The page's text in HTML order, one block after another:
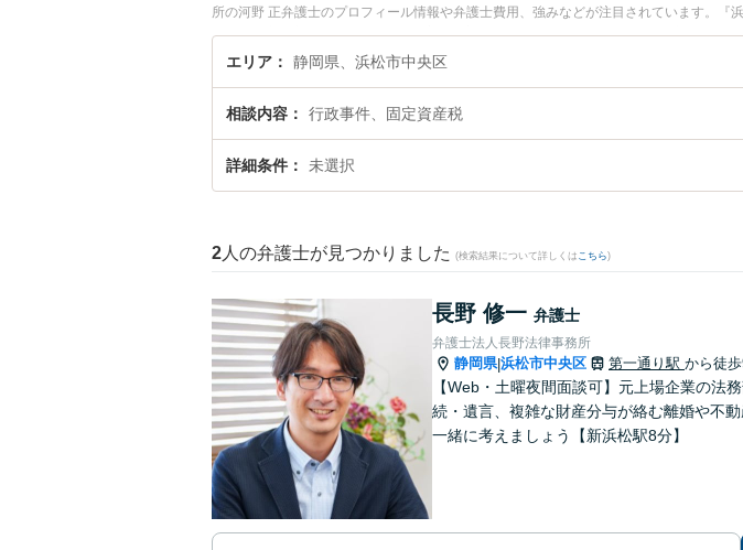
所の河野 正弁護士のプロフィール情報や弁護士費用、強みなどが注目されています。
い』『固定資産税のトラブル解決の実績豊富な近くの弁護士を検索したい』『初回相談
りの相談者さんにおすすめです。
エリア 静岡県、浜松市中央区
相談内容 行政事件、固定資産税
詳細条件 未選択
2 人の弁護士が見つかりました (検索結果について詳しくは こちら)
長野 修一 弁護士
弁護士法人長野法律事務所
静岡県|浜松市中央区 第一通り駅 から徒
【Web・土曜夜間面談可】元上場企業の法
続・遺言、複雑な財産分与が絡む離婚や不
一緒に考えましょう【新浜松駅8分】